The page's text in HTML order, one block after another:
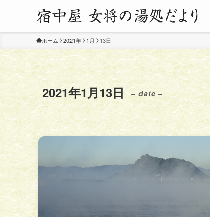
ホーム 2021年 1月 13日
2021年1月13日 – date –